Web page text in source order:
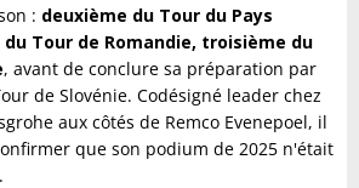
: deuxième du Tour du Pays
Tour de Romandie, troisième du
, avant de conclure sa préparation par
de Slovénie. Codésigné leader chez
aux côtés de Remco Evenepoel, il
que son podium de 2025 n'était